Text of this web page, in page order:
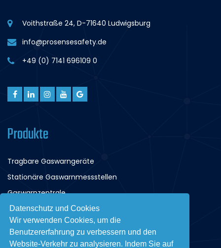
Datenschutz und Cookies
Wir verwenden Cookies, um die
Benutzererfahrung zu verbessern und den
Website-Verkehr zu analysieren. Indem Sie auf
Voithstraße 24, D-71640 Ludwigsburg
info@prosensesafety.de
+49 (0) 7141 696109 0
Produkte
Tragbare Gaswarngeräte
Stationäre Gaswarnmessstellen
Gaswarnzentrale
Tiefgaragenüberwachung